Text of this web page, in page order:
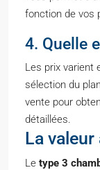
fonction de vos
4. Quelle
Les prix varient
sélection du
vente pour
détaillées.
La valeur
Le type 3